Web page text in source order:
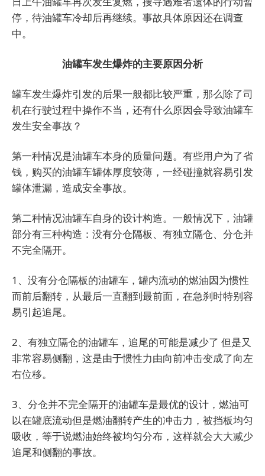
停，待油罐车冷却后再继续。事故具体原因还在调查
中。
油罐车发生爆炸的主要原因分析
罐车发生爆炸引发的后果一般都比较严重，那么除了司
机在行驶过程中操作不当，还有什么原因会导致油罐车
发生安全事故？
第一种情况是油罐车本身的质量问题。有些用户为了省
钱，购买的油罐车罐体厚度较薄，一经碰撞就容易引发
罐体泄漏，造成安全事故。
第二种情况油罐车自身的设计构造。一般情况下，油罐
部分有三种构造：没有分仓隔板、有独立隔仓、分仓并
不完全隔开。
1、没有分仓隔板的油罐车，罐内流动的燃油因为惯性
而前后翻转，从最后一直翻到最前面，在急刹时特别容
易引起追尾。
2、有独立隔仓的油罐车，追尾的可能是减少了 但是又
非常容易侧翻，这是由于惯性力由向前冲击变成了向左
右位移。
3、分仓并不完全隔开的油罐车是最优的设计，燃油可
以在罐底流动但是燃油翻转产生的冲击力，被挡板均匀
吸收，等于说燃油始终被均匀分布，这样就会大大减少
追尾和侧翻的事故。